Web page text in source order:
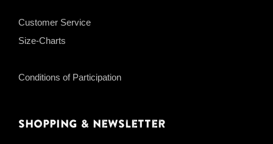
Customer Service
Size-Charts
Conditions of Participation
Shopping & Newsletter